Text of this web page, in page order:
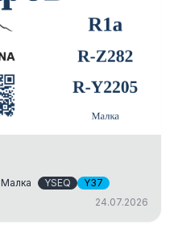
Малка YSEQ
Y37
24.07.2026